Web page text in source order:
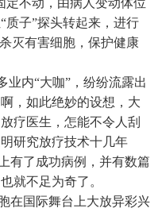
定不动，由病人变动体位
质子”探头转起来，进行
灭有害细胞，保护健康
业内“大咖”，纷纷流露出
，如此绝妙的设想，大
疗医生，怎能不令人刮
研究放疗技术十几年
有了成功病例，并有数篇
就不足为奇了。
在国际舞台上大放异彩兴